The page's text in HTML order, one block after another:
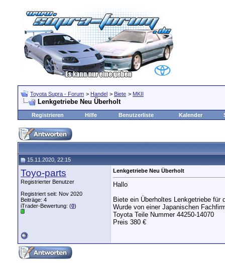
Toyota Supra - Forum > Handel > Biete > MKII
Lenkgetriebe Neu Überholt
Registrieren Hilfe Benutzerliste Kalender
15.11.2020, 22:15
Toyo-parts
Registrierter Benutzer
Registriert seit: Nov 2020
Beiträge: 4
iTrader-Bewertung: (0)
Lenkgetriebe Neu Überholt
Hallo
Biete ein Überholtes Lenkgetriebe für
Wurde von einer Japanischen
Toyota Teile Nummer 44250-14070
Preis 380 €